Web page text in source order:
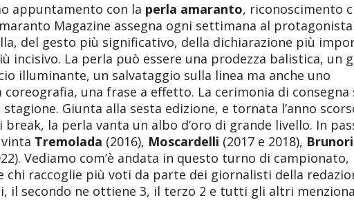
appuntamento con la perla amaranto, riconoscimento
Magazine assegna ogni settimana al
del gesto più significativo, della dichiarazione più
incisivo. La perla può essere una prodezza balistica, un
illuminante, un salvataggio sulla linea ma anche uno
coreografia, una frase a effetto. La cerimonia di consegna
stagione. Giunta alla sesta edizione, e tornata l’anno
break, la perla vanta un albo d’oro di grande livello. In
Tremolada (2016), Moscardelli (2017 e 2018), Brunori
Vediamo com’è andata in questo turno di campionato,
chi raccoglie più voti da parte dei giornalisti della
il secondo ne ottiene 3, il terzo 2 e tutti gli altri